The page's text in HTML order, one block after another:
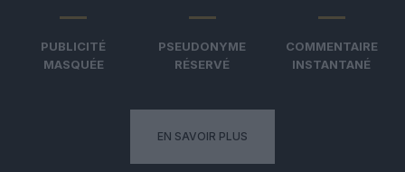
PUBLICITÉ
MASQUÉE
PSEUDONYME
RÉSERVÉ
COMMENTAIRE
INSTANTANÉ
EN SAVOIR PLUS